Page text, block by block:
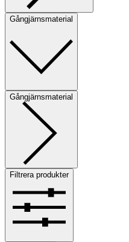
Gångjärnsmaterial
Gångjärnsmaterial
Filtrera produkter